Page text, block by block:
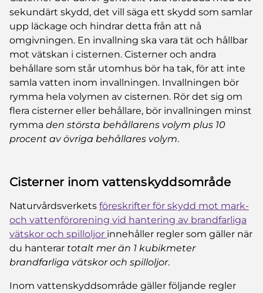
sekundärt skydd, det vill säga ett skydd som samlar
upp läckage och hindrar detta från att nå
omgivningen. En invallning ska vara tät och hållbar
mot vätskan i cisternen. Cisterner och andra
behållare som står utomhus bör ha tak, för att inte
samla vatten inom invallningen. Invallningen bör
rymma hela volymen av cisternen. Rör det sig om
flera cisterner eller behållare, bör invallningen minst
rymma den största behållarens volym plus 10
procent av övriga behållares volym.
Cisterner inom vattenskyddsområde
Naturvårdsverkets föreskrifter för skydd mot mark-
och vattenförorening vid hantering av brandfarliga
vätskor och spilloljor innehåller regler som gäller när
du hanterar totalt mer än 1 kubikmeter
brandfarliga vätskor och spilloljor.
Inom vattenskyddsområde gäller följande regler